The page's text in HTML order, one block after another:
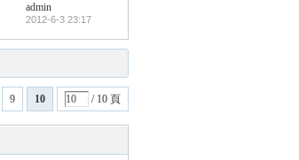
admin
2012-6-3 23:17
9 10 / 10 頁